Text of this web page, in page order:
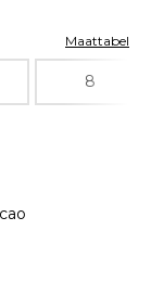
8
Maattabel